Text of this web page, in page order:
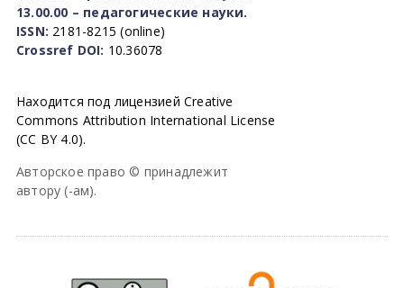
13.00.00 – педагогические науки.
ISSN: 2181-8215 (online)
Crossref DOI: 10.36078
Находится под лицензией Creative
Commons Attribution International License
(CC BY 4.0).
Авторское право © принадлежит
автору (-ам).